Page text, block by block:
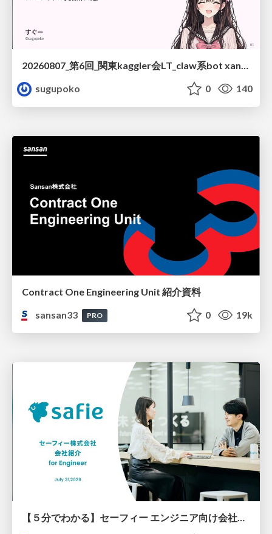
20260807_第6回_関東kaggler会LT_claw系bot xangiと始める、"寂しくない" kaggle
sugupoko
0 140
Contract One Engineering Unit 紹介資料
sansan33
PRO 0 19k
【５分でわかる】セーフィー エンジニア向け会社紹介